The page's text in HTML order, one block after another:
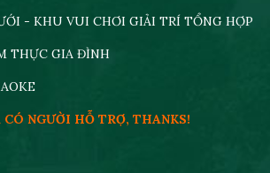
- KHU VUI CHƠI GIẢI TRÍ TỔNG HỢP
THỰC GIA ĐÌNH
NGƯỜI HỖ TRỢ, THANKS!